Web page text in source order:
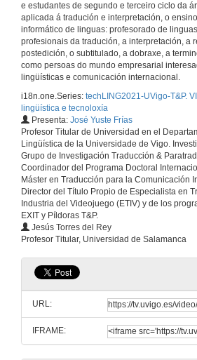
e estudantes de segundo e terceiro ciclo da
aplicada á tradución e interpretación, o
informático de linguas: profesorado de
profesionais da tradución, a interpretación, a
postedición, o subtitulado, a dobraxe, a
como persoas do mundo empresarial
lingüísticas e comunicación internacional.
i18n.one.Series: techLING2021-UVigo-T&P.
lingüística e tecnoloxía
Presenta: José Yuste Frías
Profesor Titular de Universidad en el
Lingüística de la Universidade de Vigo.
Grupo de Investigación Traducción &
Coordinador del Programa Doctoral
Máster en Traducción para la Comunicación
Director del Título Propio de Especialista en
Industria del Videojuego (ETIV) y de los
EXIT y Píldoras T&P.
Jesús Torres del Rey
Profesor Titular, Universidad de Salamanca
URL:
IFRAME: